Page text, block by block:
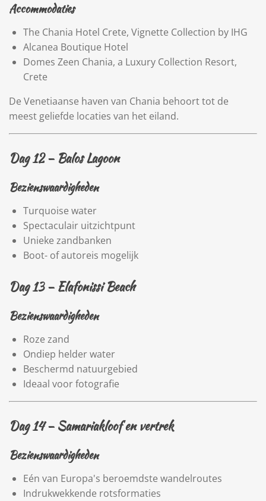
Accommodaties
The Chania Hotel Crete, Vignette Collection by IHG
Alcanea Boutique Hotel
Domes Zeen Chania, a Luxury Collection Resort,
Crete
De Venetiaanse haven van Chania behoort tot de
meest geliefde locaties van het eiland.
Dag 12 – Balos Lagoon
Bezienswaardigheden
Turquoise water
Spectaculair uitzichtpunt
Unieke zandbanken
Boot- of autoreis mogelijk
Dag 13 – Elafonissi Beach
Bezienswaardigheden
Roze zand
Ondiep helder water
Beschermd natuurgebied
Ideaal voor fotografie
Dag 14 – Samariakloofen vertrek
Bezienswaardigheden
Eén van Europa's beroemdste wandelroutes
Indrukwekkende rotsformaties